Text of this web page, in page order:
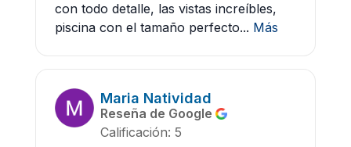
con todo detalle, las vistas increíbles,
piscina con el tamaño perfecto... Más
Maria Natividad
Reseña de Google
Calificación: 5